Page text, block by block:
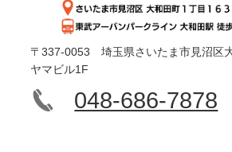
〒337-0053 埼玉県さいたま市見沼区
ヤマビル1F
048-686-7878